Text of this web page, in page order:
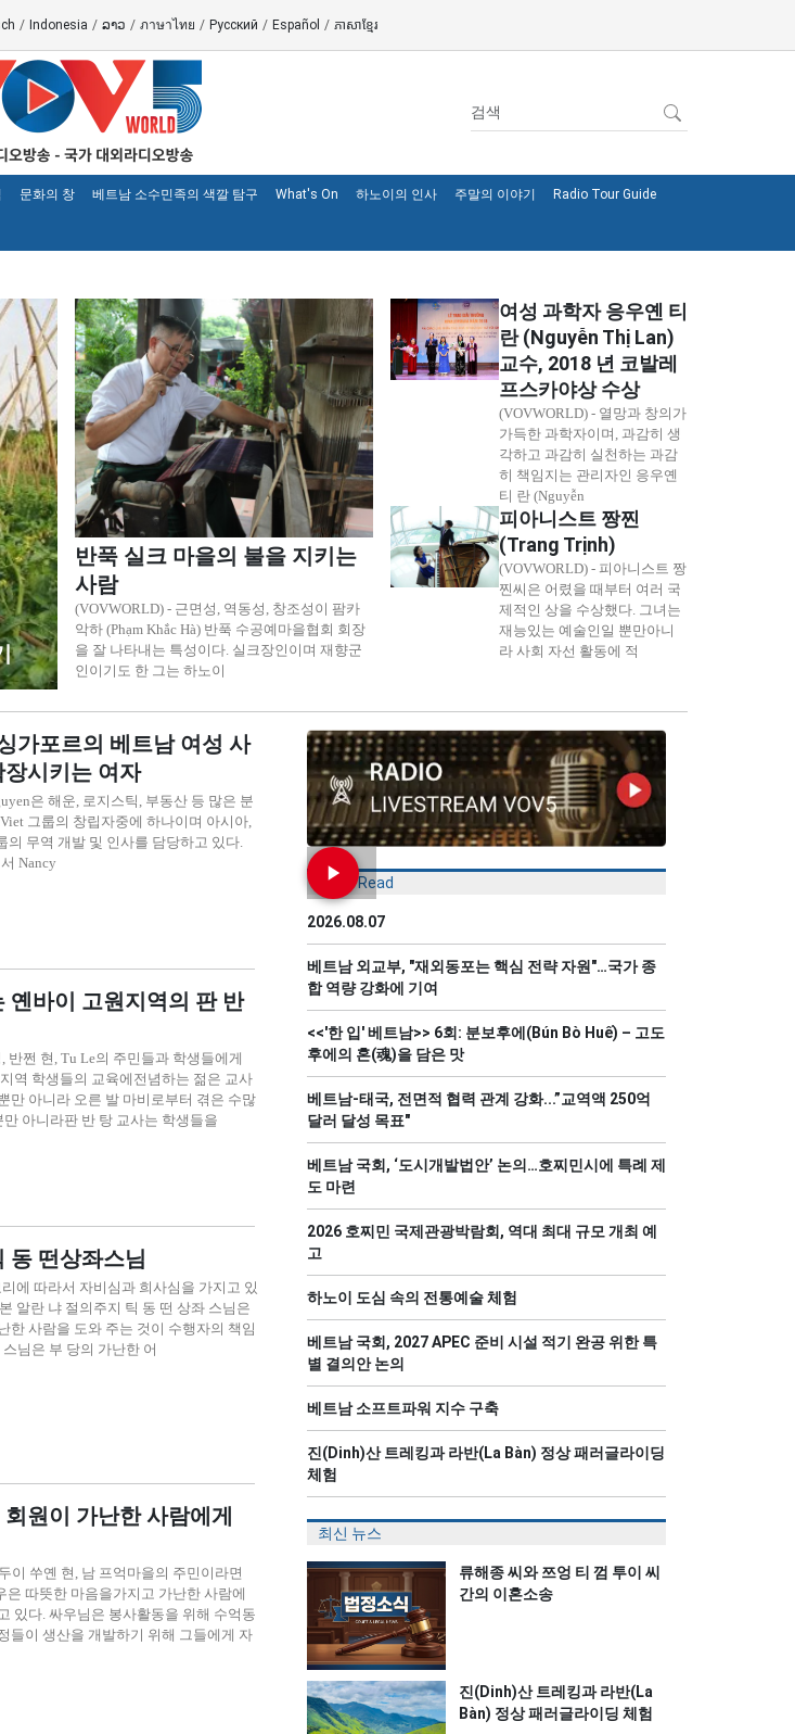
/ Indonesia / ລາວ / ภาษาไทย / Русский / Español / ភាសាខ្មែរ
문화의 창 베트남 소수민족의 색깔 탐구 What's On 하노이의 인사 주말의 이야기 Radio Tour Guide
반푹 실크 마을의 불을 지키는
사람
(VOVWORLD) - 근면성, 역동성, 창조성이 팜카
악하 (Phạm Khắc Hà) 반푹 수공예마을협회 회장
을 잘 나타내는 특성이다. 실크장인이며 재향군
인이기도 한 그는 하노이
여성 과학자 응우옌 티
란 (Nguyễn Thị Lan)
교수, 2018 년 코발레
프스카야상 수상
(VOVWORLD) - 열망과 창의가
가득한 과학자이며, 과감히 생
각하고 과감히 실천하는 과감
히 책임지는 관리자인 응우옌
티 란 (Nguyễn
피아니스트 짱찐
(Trang Trịnh)
(VOVWORLD) - 피아니스트 짱
찐씨은 어렸을 때부터 여러 국
제적인 상을 수상했다. 그녀는
재능있는 예술인일 뿐만아니
라 사회 자선 활동에 적
가포르의 베트남 여성 사
시키는 여자
은 해운, 로지스틱, 부동산 등 많은 분
그룹의 창립자중에 하나이며 아시아,
의 무역 개발 및 인사를 담당하고 있다.
Nancy
옌바이 고원지역의 판 반
반쩐 현, Tu Le의 주민들과 학생들에게
역 학생들의 교육에전념하는 젊은 교사
만 아니라 오른 발 마비로부터 겪은 수많
아니라판 반 탕 교사는 학생들을
동 떤상좌스님
에 따라서 자비심과 희사심을 가지고 있
알란 냐 절의주지 틱 동 떤 상좌 스님은
한 사람을 도와 주는 것이 수행자의 책임
님은 부 당의 가난한 어
원이 가난한 사람에게
이 쑤옌 현, 남 프억마을의 주민이라면
은 따뜻한 마음을가지고 가난한 사람에
있다. 싸우님은 봉사활동을 위해 수억동
들이 생산을 개발하기 위해 그들에게 자
Most Read
2026.08.07
베트남 외교부, "재외동포는 핵심 전략 자원"…국가 종
합 역량 강화에 기여
<<'한 입' 베트남>> 6회: 분보후에(Bún Bò Huế) – 고도
후에의 혼(魂)을 담은 맛
베트남-태국, 전면적 협력 관계 강화...”교역액 250억
달러 달성 목표"
베트남 국회, ‘도시개발법안’ 논의…호찌민시에 특례 제
도 마련
2026 호찌민 국제관광박람회, 역대 최대 규모 개최 예
고
하노이 도심 속의 전통예술 체험
베트남 국회, 2027 APEC 준비 시설 적기 완공 위한 특
별 결의안 논의
베트남 소프트파워 지수 구축
진(Dinh)산 트레킹과 라반(La Bàn) 정상 패러글라이딩
체험
최신 뉴스
류해종 씨와 쯔엉 티 껌 투이 씨
간의 이혼소송
진(Dinh)산 트레킹과 라반(La
Bàn) 정상 패러글라이딩 체험